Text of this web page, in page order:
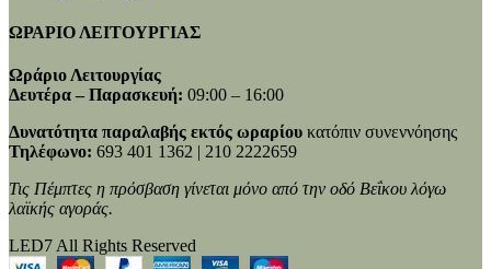
ΩΡΑΡΙΟ ΛΕΙΤΟΥΡΓΙΑΣ
Ωράριο Λειτουργίας
Δευτέρα – Παρασκευή: 09:00 – 16:00
Δυνατότητα παραλαβής εκτός ωραρίου κατόπιν συνεννόησης
Τηλέφωνο: 693 401 1362 | 210 2222659
Τις Πέμπτες η πρόσβαση γίνεται μόνο από την οδό Βεΐκου λόγω
λαϊκής αγοράς.
LED7 All Rights Reserved